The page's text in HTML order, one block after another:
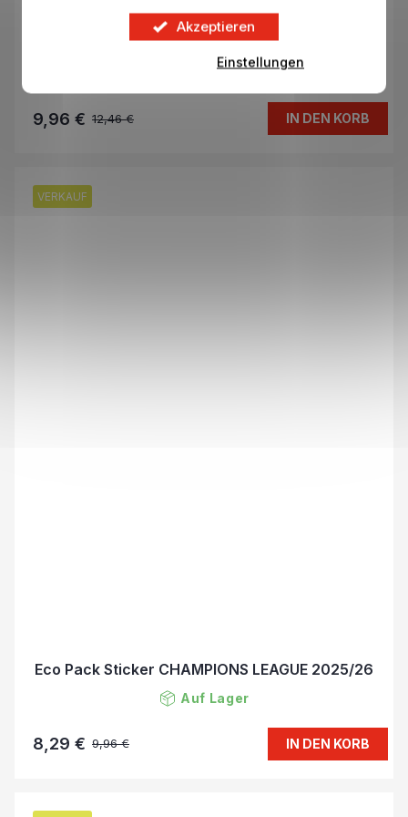
Akzeptieren
Einstellungen
Mega Eco Pack Sticker CHAMPIONS LEAGUE
2025/26
Auf Lager
12,46 €
9,96 € IN DEN KORB
VERKAUF
Eco Pack Sticker CHAMPIONS LEAGUE 2025/26
Auf Lager
9,96 €
8,29 € IN DEN KORB